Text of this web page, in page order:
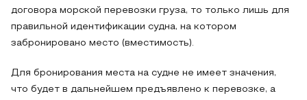
договора морской перевозки груза, то только лишь для
правильной идентификации судна, на котором
забронировано место (вместимость).
Для бронирования места на судне не имеет значения,
что будет в дальнейшем предъявлено к перевозке, а